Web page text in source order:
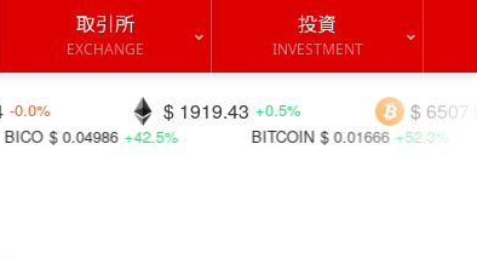
取引所
EXCHANGE
投資
INVESTMENT
$ 65071.0 +0.8%
$ 1919.43 +0.5%
BITCOIN
$ 0.01666 +52.3%
+42.5% COTI $ 0.01249